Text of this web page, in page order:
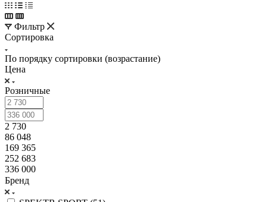
Фильтр
Сортировка
По порядку сортировки (возрастание)
Цена
Розничные
2 730
86 048
169 365
252 683
336 000
Бренд